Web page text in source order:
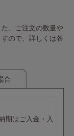
、ご注文の数量や
ので、詳しくは各
合
期はご入金・入